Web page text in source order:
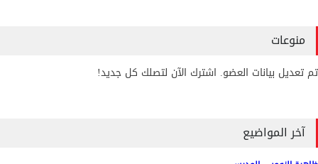
منوعات
تم تعديل بيانات العضو. اشترك الآن لتصلك كل جديد!
آخر المواضيع